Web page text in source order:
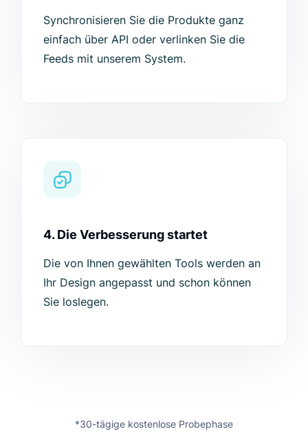
Synchronisieren Sie die Produkte ganz
einfach über API oder verlinken Sie die
Feeds mit unserem System.
4. Die Verbesserung startet
Die von Ihnen gewählten Tools werden an
Ihr Design angepasst und schon können
Sie loslegen.
*30-tägige kostenlose Probephase